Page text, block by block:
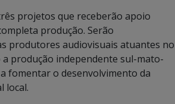
projetos que receberão apoio
produção. Serão
produtores audiovisuais atuantes no
produção independente sul-mato-
fomentar o desenvolvimento da
local.